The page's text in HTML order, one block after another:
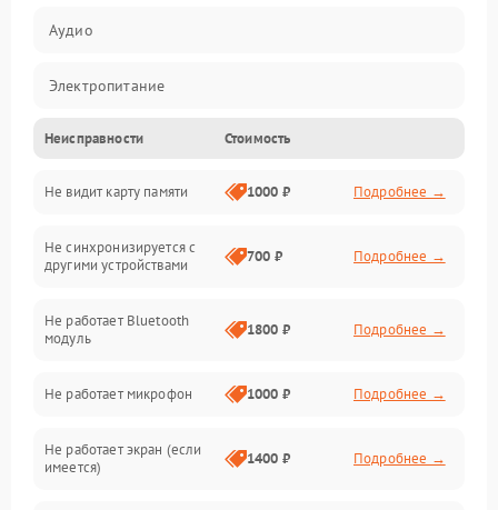
Аудио
Электропитание
Механические повреждения
Электрика
Связь
Неисправности Стоимость
Не видит карту памяти 1000 ₽ Подробнее →
Не синхронизируется с
другими устройствами
700 ₽ Подробнее →
Не работает Bluetooth
модуль
1800 ₽ Подробнее →
Не работает микрофон 1000 ₽ Подробнее →
Не работает экран (если
имеется)
1400 ₽ Подробнее →